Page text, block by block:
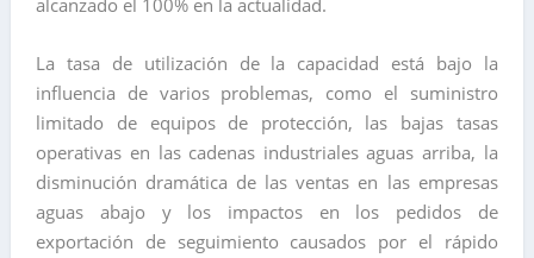
alcanzado el 100% en la actualidad.
La tasa de utilización de la capacidad está bajo la
influencia de varios problemas, como el suministro
limitado de equipos de protección, las bajas tasas
operativas en las cadenas industriales aguas arriba, la
disminución dramática de las ventas en las empresas
aguas abajo y los impactos en los pedidos de
exportación de seguimiento causados por el rápido